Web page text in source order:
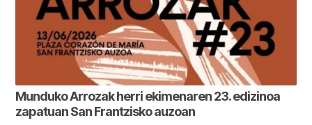
Munduko Arrozak herri ekimenaren 23. edizinoa
zapatuan San Frantzisko auzoan